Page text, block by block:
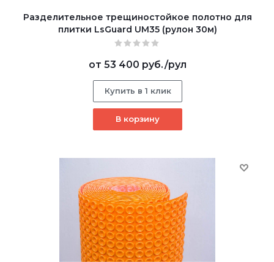
Разделительное трещиностойкое полотно для
плитки LsGuard UM35 (рулон 30м)
от 53 400 руб./рул
Купить в 1 клик
В корзину